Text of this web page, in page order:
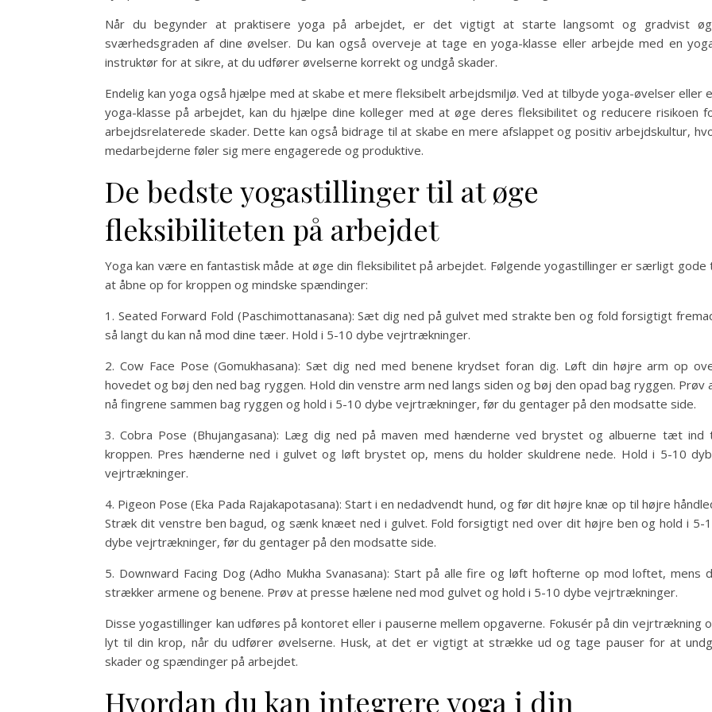
Når du begynder at praktisere yoga på arbejdet, er det vigtigt at starte langsomt og gradvist
sværhedsgraden af ​​dine øvelser. Du kan også overveje at tage en yoga-klasse eller arbejde med en
instruktør for at sikre, at du udfører øvelserne korrekt og undgå skader.
Endelig kan yoga også hjælpe med at skabe et mere fleksibelt arbejdsmiljø. Ved at tilbyde yoga-øvelser eller
yoga-klasse på arbejdet, kan du hjælpe dine kolleger med at øge deres fleksibilitet og reducere risikoen
arbejdsrelaterede skader. Dette kan også bidrage til at skabe en mere afslappet og positiv arbejdskultur,
medarbejderne føler sig mere engagerede og produktive.
De bedste yogastillinger til at øge
fleksibiliteten på arbejdet
Yoga kan være en fantastisk måde at øge din fleksibilitet på arbejdet. Følgende yogastillinger er særligt gode
at åbne op for kroppen og mindske spændinger:
1. Seated Forward Fold (Paschimottanasana): Sæt dig ned på gulvet med strakte ben og fold forsigtigt
så langt du kan nå mod dine tæer. Hold i 5-10 dybe vejrtrækninger.
2. Cow Face Pose (Gomukhasana): Sæt dig ned med benene krydset foran dig. Løft din højre arm op
hovedet og bøj den ned bag ryggen. Hold din venstre arm ned langs siden og bøj den opad bag ryggen. Prøv
nå fingrene sammen bag ryggen og hold i 5-10 dybe vejrtrækninger, før du gentager på den modsatte side.
3. Cobra Pose (Bhujangasana): Læg dig ned på maven med hænderne ved brystet og albuerne tæt ind
kroppen. Pres hænderne ned i gulvet og løft brystet op, mens du holder skuldrene nede. Hold i 5-10
vejrtrækninger.
4. Pigeon Pose (Eka Pada Rajakapotasana): Start i en nedadvendt hund, og før dit højre knæ op til højre
Stræk dit venstre ben bagud, og sænk knæet ned i gulvet. Fold forsigtigt ned over dit højre ben og hold i 5-
dybe vejrtrækninger, før du gentager på den modsatte side.
5. Downward Facing Dog (Adho Mukha Svanasana): Start på alle fire og løft hofterne op mod loftet, mens
strækker armene og benene. Prøv at presse hælene ned mod gulvet og hold i 5-10 dybe vejrtrækninger.
Disse yogastillinger kan udføres på kontoret eller i pauserne mellem opgaverne. Fokusér på din vejrtrækning
lyt til din krop, når du udfører øvelserne. Husk, at det er vigtigt at strække ud og tage pauser for at
skader og spændinger på arbejdet.
Hvordan du kan integrere yoga i din